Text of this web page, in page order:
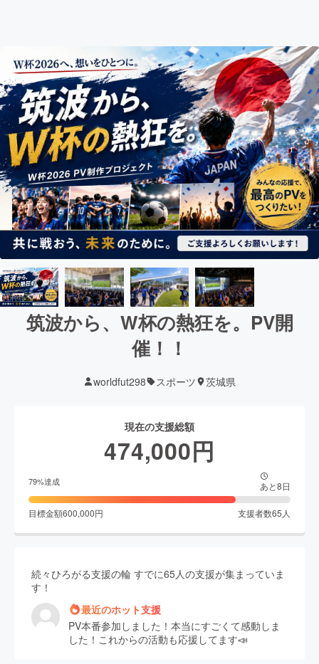
筑波から、W杯の熱狂を。PV開
催！！
worldfut298 スポーツ 茨城県
現在の支援総額
474,000円
79%達成 あと8日
目標金額600,000円 支援者数65 人
続々ひろがる支援の輪 すでに65 人の支援が集まっていま
す！
最近のホット支援
PV本番参加しました！本当にすごくて感動しま
した！これからの活動も応援してます📣